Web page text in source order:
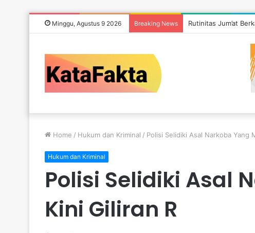
Minggu, Agustus 9 2026 Breaking News Rutinitas Jum’at
Home / Hukum dan Kriminal / Polisi Selidiki Asal Narkoba Yang
Hukum dan Kriminal
Polisi Selidiki Asal
Kini Giliran R